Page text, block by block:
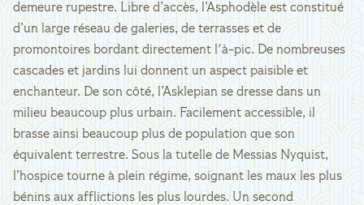
demeure rupestre. Libre d’accès, l’Asphodèle est constitué
d’un large réseau de galeries, de terrasses et de
promontoires bordant directement l'à-pic. De nombreuses
cascades et jardins lui donnent un aspect paisible et
enchanteur. De son côté, l’Asklepian se dresse dans un
milieu beaucoup plus urbain. Facilement accessible, il
brasse ainsi beaucoup plus de population que son
équivalent terrestre. Sous la tutelle de Messias Nyquist,
l’hospice tourne à plein régime, soignant les maux les plus
bénins aux afflictions les plus lourdes. Un second